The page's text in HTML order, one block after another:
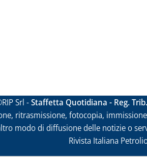
Srl -Staffetta Quotidiana - Reg.
ritrasmissione, fotocopia,
modo di diffusione delle notizie o
Rivista Italiana